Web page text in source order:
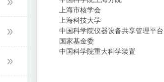
上海市核学会
上海科技大学
中国科学院仪器设备共享管理平台
国家基金委
中国科学院重大科学装置